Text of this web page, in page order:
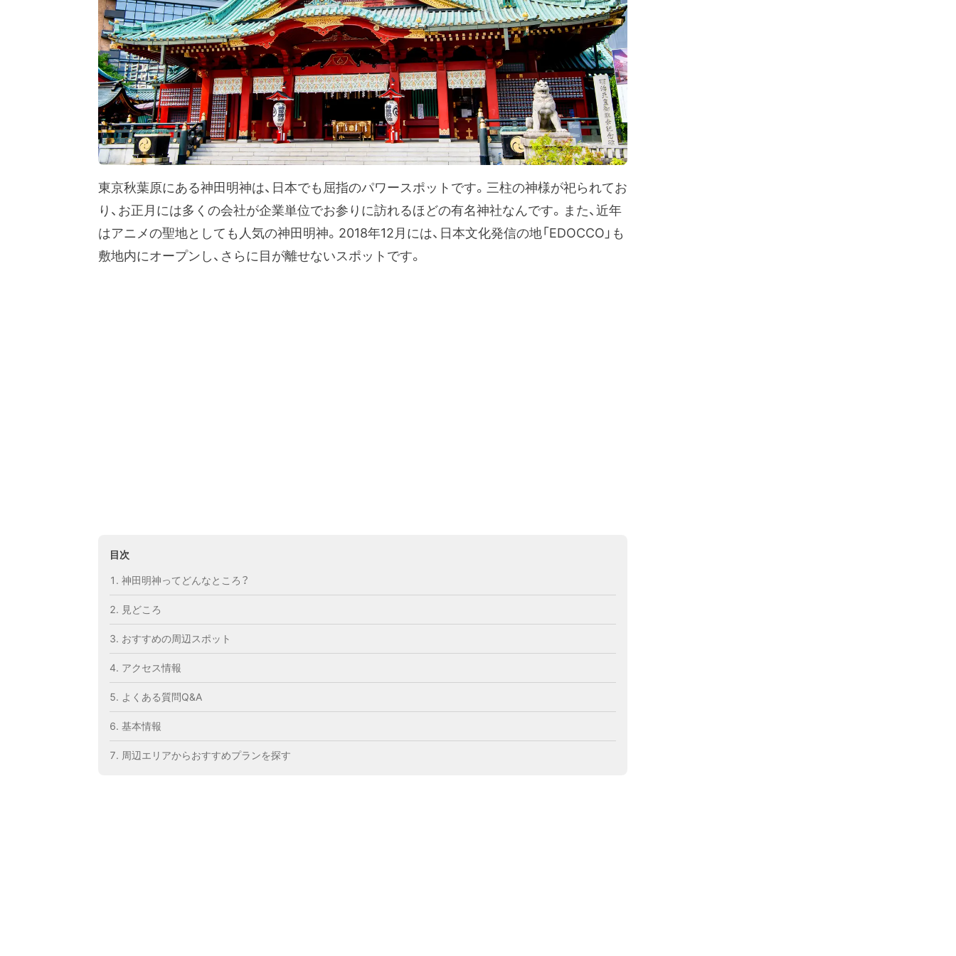
東京秋葉原にある神田明神は、日本でも屈指のパワースポットです。三柱の神様が祀られてお
り、お正月には多くの会社が企業単位でお参りに訪れるほどの有名神社なんです。また、近年
はアニメの聖地としても人気の神田明神。2018年12月には、日本文化発信の地「EDOCCO」も
敷地内にオープンし、さらに目が離せないスポットです。
目次
神田明神ってどんなところ？
見どころ
おすすめの周辺スポット
アクセス情報
よくある質問Q&A
基本情報
周辺エリアからおすすめプランを探す